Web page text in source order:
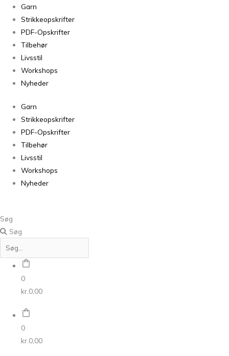
Garn
Strikkeopskrifter
PDF-Opskrifter
Tilbehør
Livsstil
Workshops
Nyheder
Garn
Strikkeopskrifter
PDF-Opskrifter
Tilbehør
Livsstil
Workshops
Nyheder
Søg
Søg
0
kr. 0,00
0
kr. 0,00
Silkeblomst
4723
Lime
antal